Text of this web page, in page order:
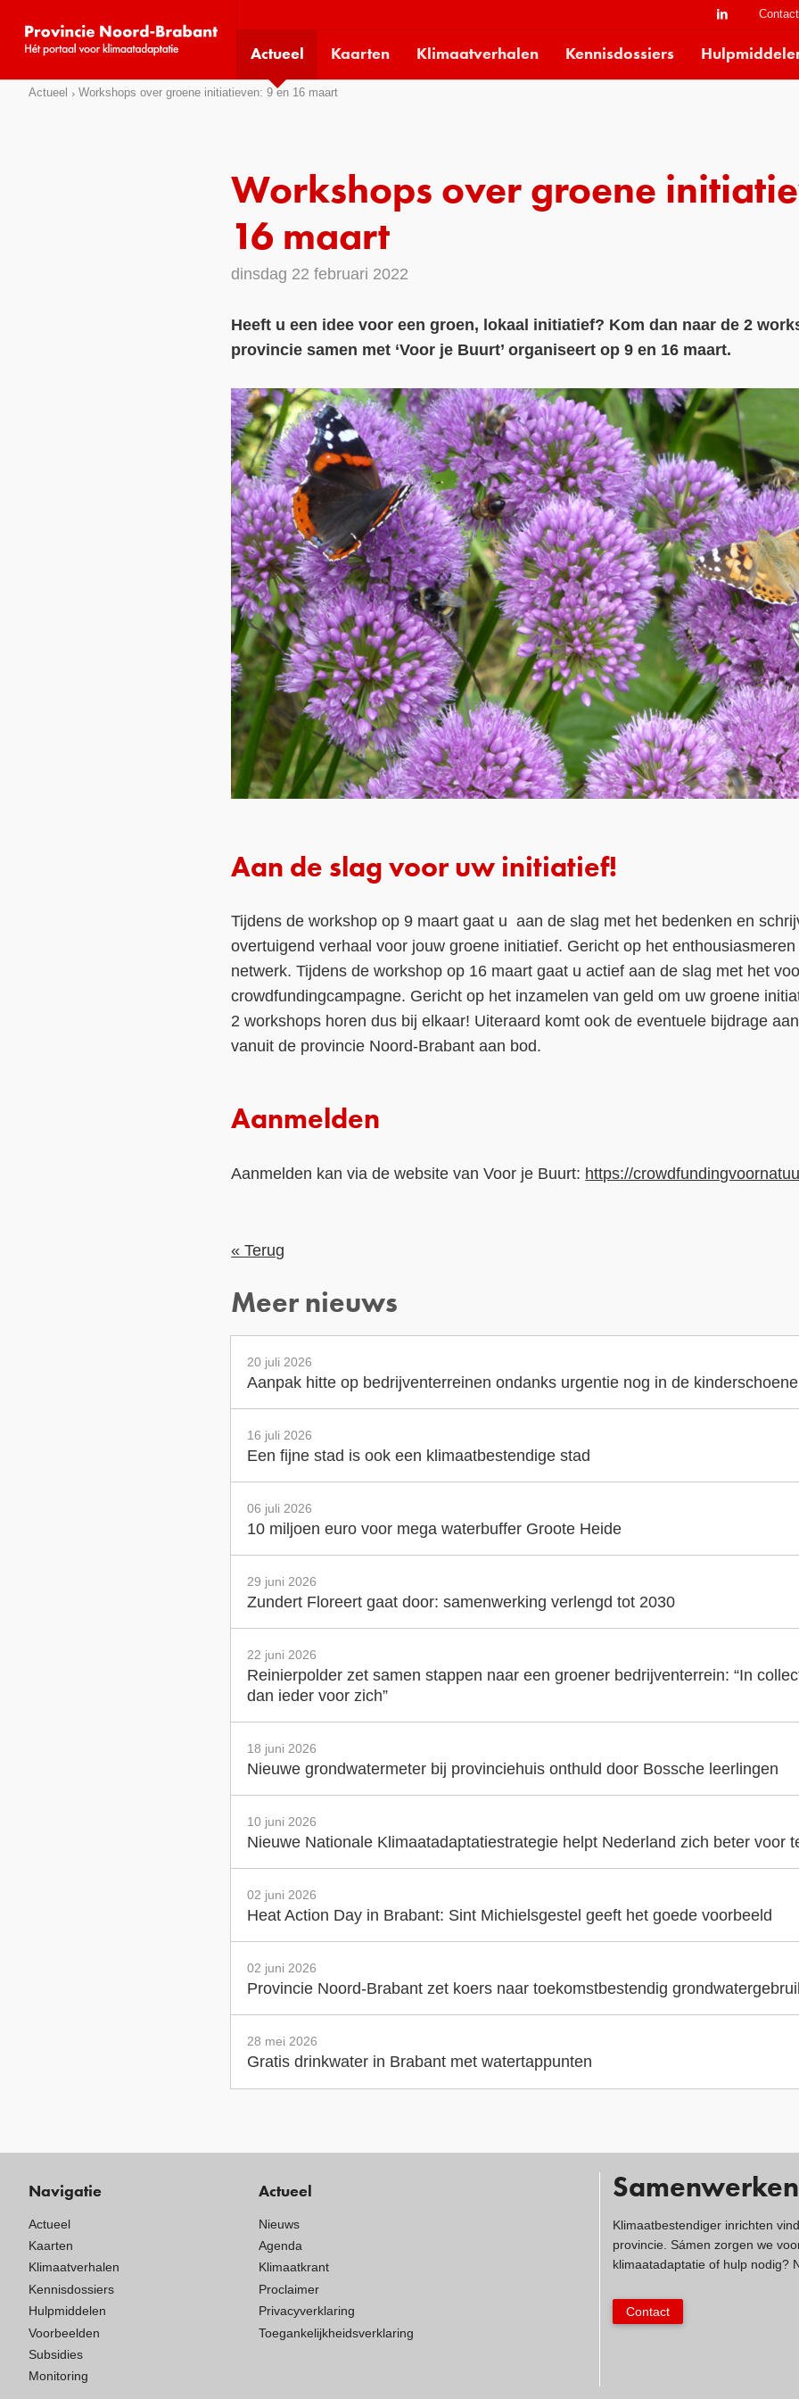
social
media
pages:
Contact
Actueel Kaarten Klimaatverhalen Kennisdossiers
Actueel Workshops over groene initiatieven: 9 en 16 maart
Workshops over groene
16 maart
dinsdag 22 februari 2022
Heeft u een idee voor een groen, lokaal initiatief? Kom dan naar de 2
provincie samen met ‘Voor je Buurt’ organiseert op 9 en 16 maart.
Aan de slag voor uw initiatief!
Tijdens de workshop op 9 maart gaat u aan de slag met het bedenken en
overtuigend verhaal voor jouw groene initiatief. Gericht op het
netwerk. Tijdens de workshop op 16 maart gaat u actief aan de slag met het
crowdfundingcampagne. Gericht op het inzamelen van geld om uw groene
2 workshops horen dus bij elkaar! Uiteraard komt ook de eventuele bijdrage
vanuit de provincie Noord-Brabant aan bod.
Aanmelden
Aanmelden kan via de website van Voor je Buurt: https://
« Terug
Meer nieuws
20 juli 2026
Aanpak hitte op bedrijventerreinen ondanks urgentie nog in de
16 juli 2026
Een fijne stad is ook een klimaatbestendige stad
06 juli 2026
10 miljoen euro voor mega waterbuffer Groote Heide
29 juni 2026
Zundert Floreert gaat door: samenwerking verlengd tot 2030
22 juni 2026
Reinierpolder zet samen stappen naar een groener bedrijventerrein: “In
dan ieder voor zich”
18 juni 2026
Nieuwe grondwatermeter bij provinciehuis onthuld door Bossche leerlingen
10 juni 2026
Nieuwe Nationale Klimaatadaptatiestrategie helpt Nederland zich beter voor
02 juni 2026
Heat Action Day in Brabant: Sint Michielsgestel geeft het goede voorbeeld
02 juni 2026
Provincie Noord-Brabant zet koers naar toekomstbestendig
28 mei 2026
Gratis drinkwater in Brabant met watertappunten
Navigatie
Actueel
Kaarten
Klimaatverhalen
Kennisdossiers
Hulpmiddelen
Voorbeelden
Subsidies
Monitoring
Actueel
Nieuws
Agenda
Klimaatkrant
Proclaimer
Privacyverklaring
Toegankelijkheidsverklaring
Samenwerken
Klimaatbestendiger inrichten
provincie. Sámen zorgen we
klimaatadaptatie of hulp nodig?
Contact